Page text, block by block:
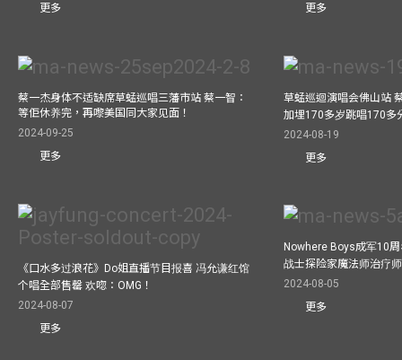
更多
更多
蔡一杰身体不适缺席草蜢巡唱三藩市站 蔡一智：
等佢休养完，再嚟美国同大家见面！
2024-09-25
更多
草蜢巡迴演唱会佛山站
加埋170多岁跳唱170多
2024-08-19
更多
《口水多过浪花》Do姐直播节目报喜 冯允谦红馆
个唱全部售罄 欢唿：OMG！
2024-08-07
更多
Nowhere Boys成军10
战士探险家魔法师治疗
2024-08-05
更多